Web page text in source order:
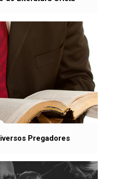
Pregadores